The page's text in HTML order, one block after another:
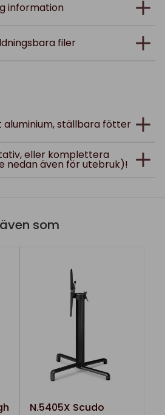
information
filer
aluminium, ställbara fötter
eller komplettera
nedan även för utebruk)!
som
N.5405X Scudo